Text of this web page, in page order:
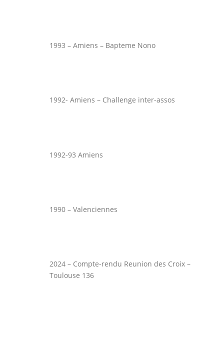
1993 – Amiens – Bapteme Nono
1992- Amiens – Challenge inter-assos
1992-93 Amiens
1990 – Valenciennes
2024 – Compte-rendu Reunion des Croix –
Toulouse 136